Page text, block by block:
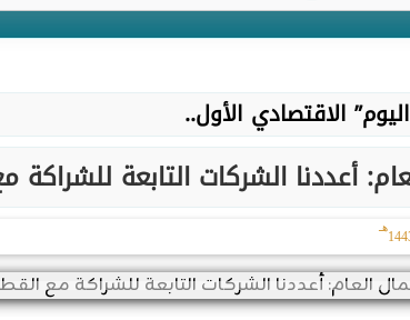
الاقتصادي الأول..
أعددنا الشركات التابعة
هـ